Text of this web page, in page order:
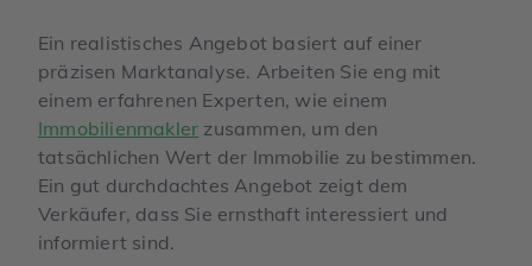
Ein realistisches Angebot basiert auf einer
präzisen Marktanalyse. Arbeiten Sie eng mit
einem erfahrenen Experten, wie einem
Immobilienmakler zusammen, um den
tatsächlichen Wert der Immobilie zu bestimmen.
Ein gut durchdachtes Angebot zeigt dem
Verkäufer, dass Sie ernsthaft interessiert und
informiert sind.